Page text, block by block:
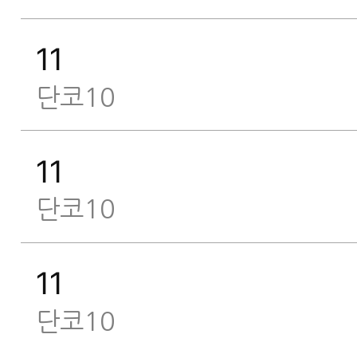
11
단코10
11
단코10
11
단코10